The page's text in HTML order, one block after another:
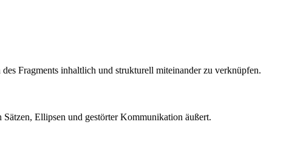
Fragments inhaltlich und strukturell miteinander zu verknüpfen.
Ellipsen und gestörter Kommunikation äußert.